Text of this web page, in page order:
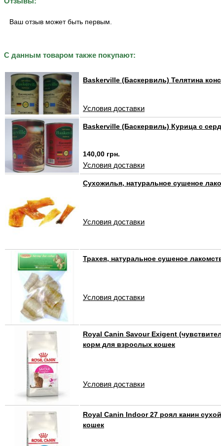
Ваш отзыв может быть первым.
С данным товаром также покупают:
Baskerville (Баскервиль) Телятина
Условия доставки
Baskerville (Баскервиль) Курица с
140,00 грн.
Условия доставки
Сухожилья, натуральное сушеное
Условия доставки
Трахея, натуральное сушеное
Условия доставки
Royal Canin Savour Exigent
корм для взрослых кошек
Условия доставки
Royal Canin Indoor 27 роял канин
кошек